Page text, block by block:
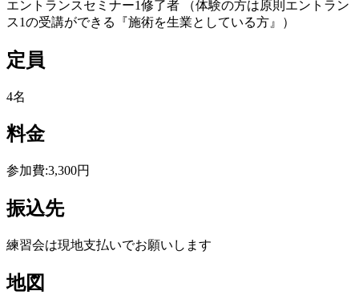
エントランスセミナー1修了者 （体験の方は原則エントラン
ス1の受講ができる『施術を生業としている方』）
定員
4名
料金
参加費:3,300円
振込先
練習会は現地支払いでお願いします
地図